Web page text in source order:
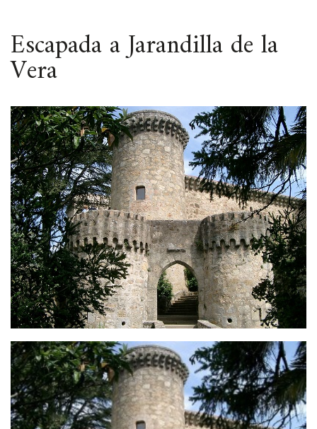
ESPACIO
Escapada a Jarandilla de la
Vera